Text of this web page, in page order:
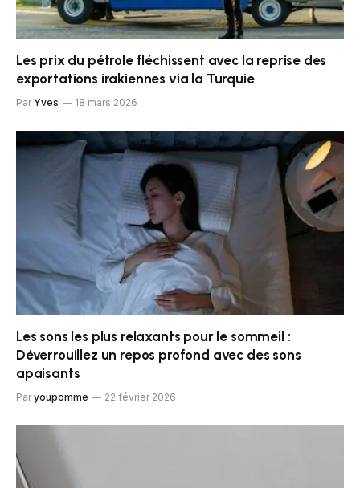
Les prix du pétrole fléchissent avec la reprise des
exportations irakiennes via la Turquie
Par Yves 18 mars 2026
Les sons les plus relaxants pour le sommeil :
Déverrouillez un repos profond avec des sons
apaisants
Par youpomme 22 février 2026